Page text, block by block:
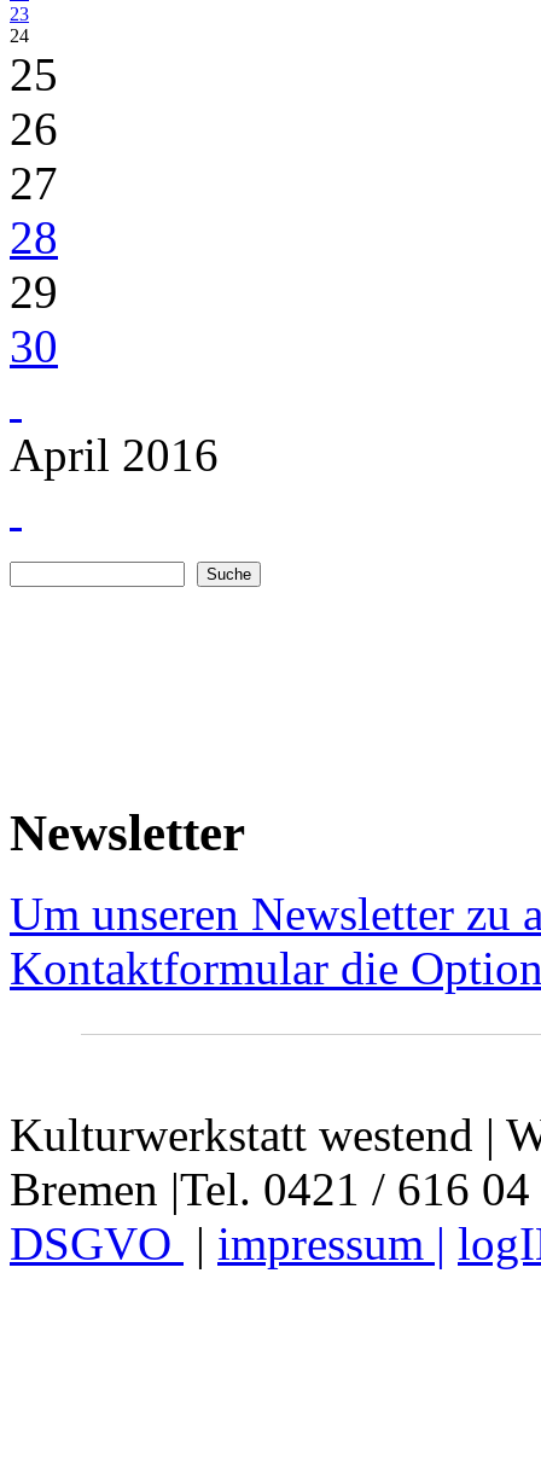
23
24
25
26
27
28
29
30
April 2016
Newsletter
Um unseren Newsletter zu
Kontaktformular die
Kulturwerkstatt westend |
Bremen |Tel. 0421 / 616
DSGVO | impressum |